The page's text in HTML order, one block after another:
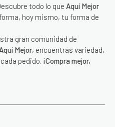
todo lo que Aquí Mejor
hoy mismo, tu forma de
gran comunidad de
Aquí Mejor, encuentras variedad,
pedido. ¡Compra mejor,